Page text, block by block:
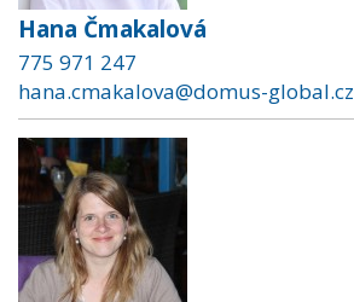
Hana Čmakalová
775 971 247
hana.cmakalova@domus-global.cz